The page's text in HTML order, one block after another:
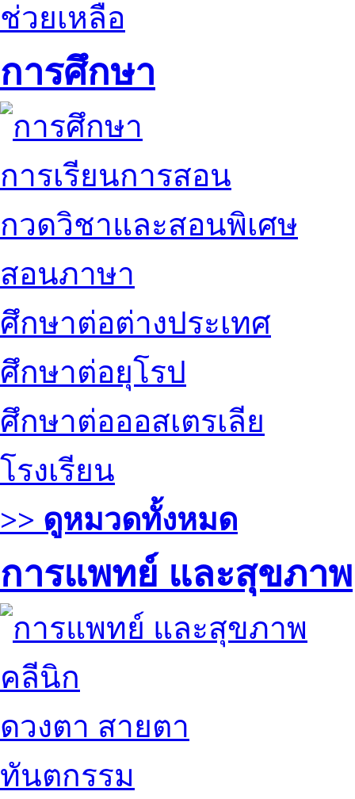
ช่วยเหลือ
การศึกษา
การเรียนการสอน
กวดวิชาและสอนพิเศษ
สอนภาษา
ศึกษาต่อต่างประเทศ
ศึกษาต่อยุโรป
ศึกษาต่อออสเตรเลีย
โรงเรียน
>> ดูหมวดทั้งหมด
การแพทย์ และสุขภาพ
คลีนิก
ดวงตา สายตา
ทันตกรรม